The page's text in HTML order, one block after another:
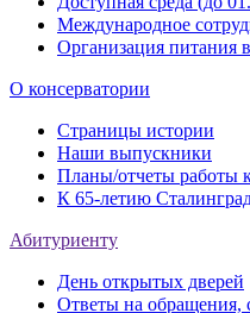
Международное
Организация питания
О консерватории
Страницы истории
Наши выпускники
Планы/отчеты работы
К 65-летию
Абитуриенту
День открытых дверей
Ответы на обращения,